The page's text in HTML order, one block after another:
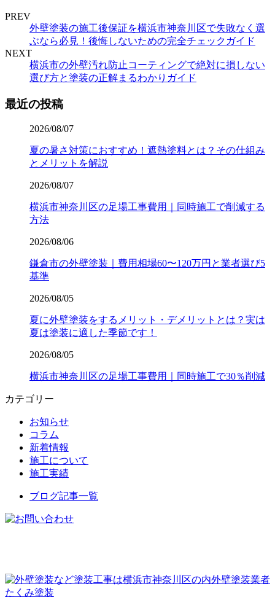
PREV
外壁塗装の施工後保証を横浜市神奈川区で失敗なく選
ぶなら必見！後悔しないための完全チェックガイド
NEXT
横浜市の外壁汚れ防止コーティングで絶対に損しない
選び方と塗装の正解まるわかりガイド
最近の投稿
2026/08/07
夏の暑さ対策におすすめ！遮熱塗料とは？その仕組み
とメリットを解説
2026/08/07
横浜市神奈川区の足場工事費用｜同時施工で削減する
方法
2026/08/06
鎌倉市の外壁塗装｜費用相場60〜120万円と業者選び5
基準
2026/08/05
夏に外壁塗装をするメリット・デメリットとは？実は
夏は塗装に適した季節です！
2026/08/05
横浜市神奈川区の足場工事費用｜同時施工で30％削減
カテゴリー
お知らせ
コラム
新着情報
施工について
施工実績
ブログ記事一覧